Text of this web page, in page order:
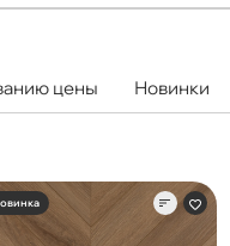
цены Новинки